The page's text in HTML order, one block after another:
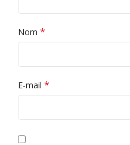
Nom *
E-mail *